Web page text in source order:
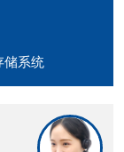
储系统